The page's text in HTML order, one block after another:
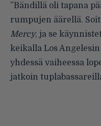
”Bändillä oli tapana
rumpujen äärellä.
Mercy, ja se
keikalla Los
yhdessä vaiheessa
jatkoin